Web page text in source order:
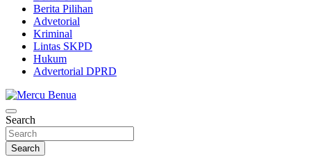
Berita Pilihan
Advetorial
Kriminal
Lintas SKPD
Hukum
Advertorial DPRD
Mercu Benua
Suara Masyarakat Bawah
Search
Search